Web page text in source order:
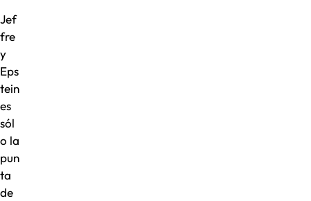
Jef
fre
y
Eps
tein
es
sól
o la
pun
ta
de